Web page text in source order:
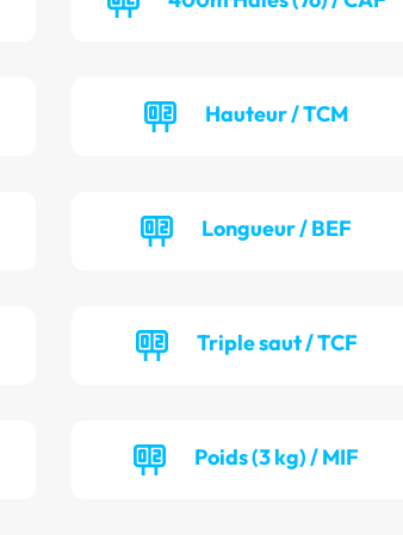
Hauteur / TCM
Longueur / BEF
Triple saut / TCF
Poids (3 kg) / MIF